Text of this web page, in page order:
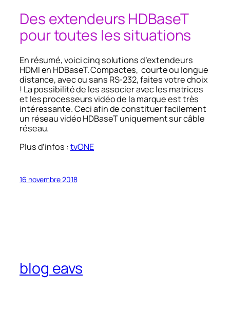
Des extendeurs HDBaseT
pour toutes les situations
En résumé, voici cinq solutions d’extendeurs
HDMI en HDBaseT. Compactes, courte ou longue
distance, avec ou sans RS-232, faites votre choix
! La possibilité de les associer avec les matrices
et les processeurs vidéo de la marque est très
intéressante. Ceci afin de constituer facilement
un réseau vidéo HDBaseT uniquement sur câble
réseau.
Plus d’infos :tvONE
16 novembre 2018
blog eavs